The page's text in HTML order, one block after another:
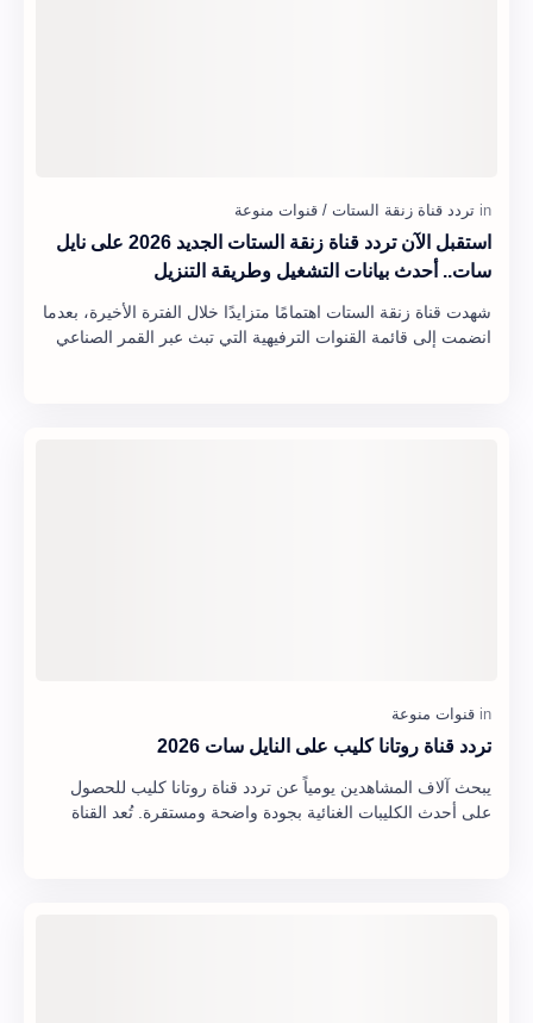
استقبل الآن تردد قناة زنقة الستات الجديد 2026 على نايل
سات.. أحدث بيانات التشغيل وطريقة التنزيل
شهدت قناة زنقة الستات اهتمامًا متزايدًا خلال الفترة الأخيرة، بعدما
انضمت إلى قائمة القنوات الترفيهية التي تبث عبر القمر الصناعي
تردد قناة روتانا كليب على النايل سات 2026
يبحث آلاف المشاهدين يومياً عن تردد قناة روتانا كليب للحصول
على أحدث الكليبات الغنائية بجودة واضحة ومستقرة. تُعد القناة